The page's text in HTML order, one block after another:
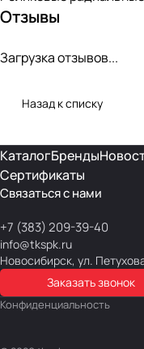
Отзывы
Загрузка отзывов...
Назад к списку
КаталогБренды
Сертификаты
Связаться с нами
+7 (383) 209-39-40
info@tkspk.ru
Новосибирск, ул.
Заказать звонок
Конфиденциальность